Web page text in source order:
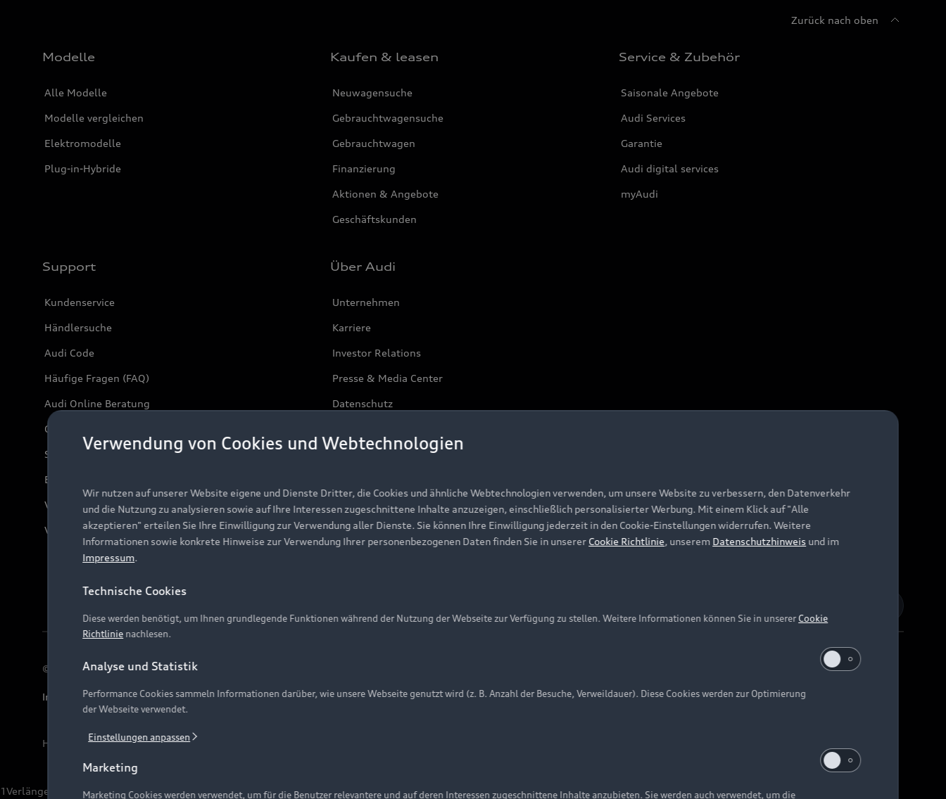
Zurück nach oben
Modelle
Alle Modelle
Modelle vergleichen
Elektromodelle
Plug-in-Hybride
Kaufen & leasen
Neuwagensuche
Gebrauchtwagensuche
Gebrauchtwagen
Finanzierung
Aktionen & Angebote
Geschäftskunden
Service & Zubehör
Saisonale Angebote
Audi Services
Garantie
Audi digital services
myAudi
Support
Kundenservice
Händlersuche
Audi Code
Häufige Fragen (FAQ)
Audi Online Beratung
Online-Terminvereinbarung
Servicekontakt
Bordbuch & Bedienungsanleitungen
Verträge kündigen
Vertrag widerrufen
Über Audi
Unternehmen
Karriere
Investor Relations
Presse & Media Center
Datenschutz
© 2026 AUDI AG. Alle Rechte vorbehalten
Impressum Rechtliches Hinweisgebersystem Datenschutzinformation Cookie-Einstellungen Cookie-Richtlinie Barrierefreiheit Digital Services Act
Hinweis: Die aktuelle Darstellung und Anordnung der Embleme am Fahrzeug bei allen Abbildungen auf dieser Webseite kann abweichen.
1Verlängerung vorbehalten.
Verwendung von Cookies und Webtechnologien
Wir nutzen auf unserer Website eigene und Dienste Dritter, die Cookies und ähnliche Webtechnologien verwenden, um unsere Website zu verbessern, den Datenverkehr
und die Nutzung zu analysieren sowie auf Ihre Interessen zugeschnittene Inhalte anzuzeigen, einschließlich personalisierter Werbung. Mit einem Klick auf "Alle
akzeptieren" erteilen Sie Ihre Einwilligung zur Verwendung aller Dienste. Sie können Ihre Einwilligung jederzeit in den Cookie-Einstellungen widerrufen. Weitere
Informationen sowie konkrete Hinweise zur Verwendung Ihrer personenbezogenen Daten finden Sie in unserer Cookie Richtlinie, unserem Datenschutzhinweis und im
Impressum.
Technische Cookies
Diese werden benötigt, um Ihnen grundlegende Funktionen während der Nutzung der Webseite zur Verfügung zu stellen. Weitere Informationen können Sie in unsererCookie
Richtlinie nachlesen.
Analyse und Statistik
Performance Cookies sammeln Informationen darüber, wie unsere Webseite genutzt wird (z. B. Anzahl der Besuche, Verweildauer). Diese Cookies werden zur Optimierung
der Webseite verwendet.
Einstellungen anpassen
Marketing
Marketing Cookies werden verwendet, um für die Benutzer relevantere und auf deren Interessen zugeschnittene Inhalte anzubieten. Sie werden auch verwendet, um die